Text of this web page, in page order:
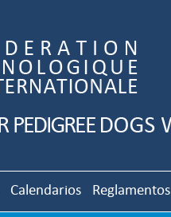
Calendarios Reglamentos